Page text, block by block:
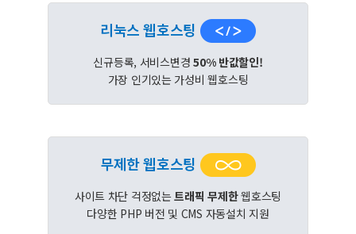
리눅스 웹호스팅
신규등록, 서비스변경50% 반값할인!
가장 인기있는 가성비 웹호스팅
무제한 웹호스팅
사이트 차단 걱정없는트래픽 무제한웹호스팅
다양한 PHP 버전 및 CMS 자동설치 지원